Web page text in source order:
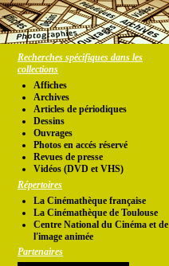
Recherches spécifiques dans les
collections
Affiches
Archives
Articles de périodiques
Dessins
Ouvrages
Photos en accés réservé
Revues de presse
Vidéos (DVD et VHS)
Répertoires
La Cinémathèque française
La Cinémathèque de Toulouse
Centre National du Cinéma et de
l'image animée
Partenaires